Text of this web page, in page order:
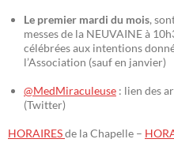
Le premier mardi du mois,
messes de la NEUVAINE à
célébrées aux intentions
l’Association (sauf en janvier)
@MedMiraculeuse : lien des
(Twitter)
HORAIRESde la Chapelle –